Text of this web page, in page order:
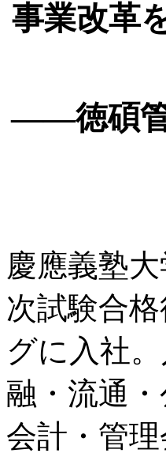
事業改革
——徳碩管
慶應義塾
次試験合
グに入社
融・流通
会計・管